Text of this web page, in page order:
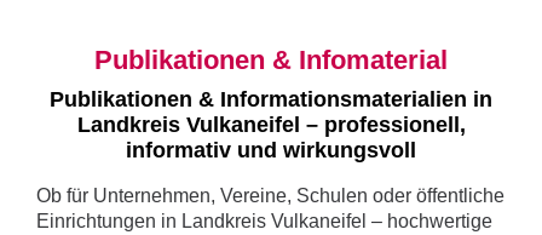
Publikationen & Infomaterial
Publikationen & Informationsmaterialien in
Landkreis Vulkaneifel – professionell,
informativ und wirkungsvoll
Ob für Unternehmen, Vereine, Schulen oder öffentliche
Einrichtungen in Landkreis Vulkaneifel – hochwertige